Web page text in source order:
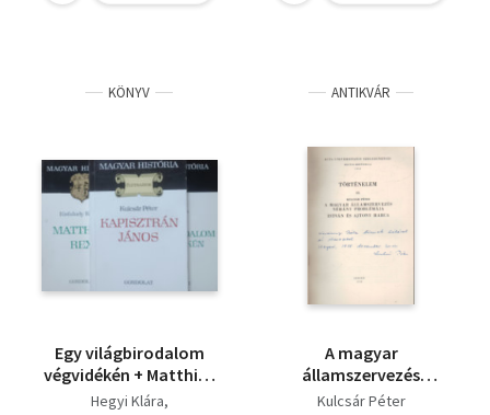
KÖNYV
Egy világbirodalom
végvidékén + Matthias
Rex + Kapisztrán
Hegyi Klára
ANTIKVÁR
A magyar
államszervezés
nehány problémája
Kulcsár Péter